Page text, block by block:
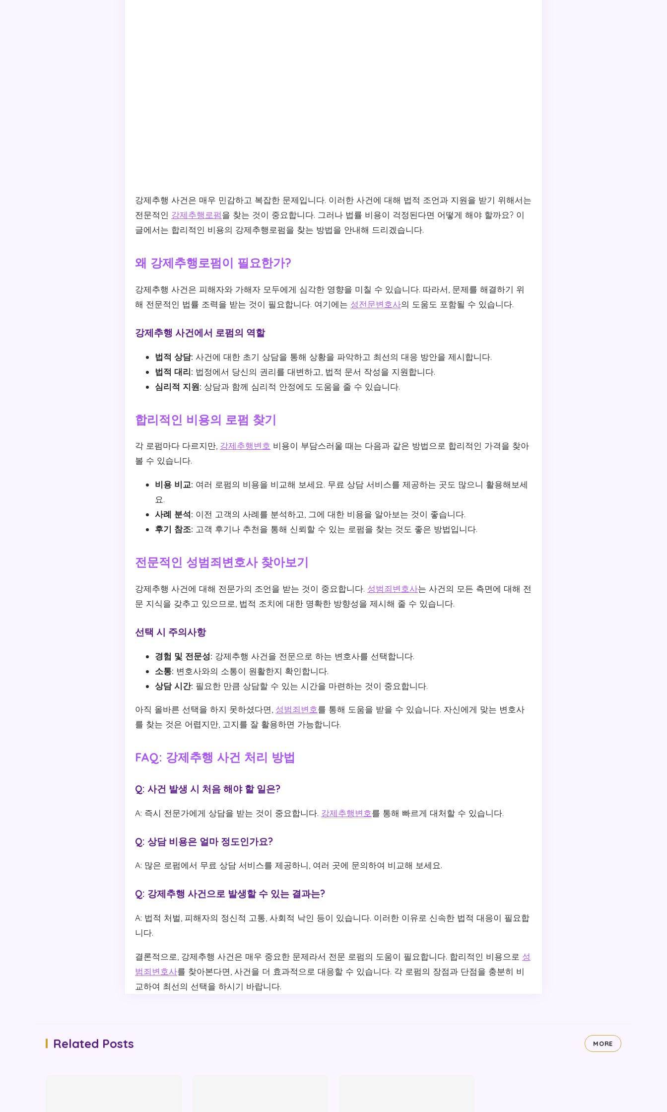
강제추행 사건은 매우 민감하고 복잡한 문제입니다. 이러한 사건에 대해 법적 조언과 지원을 받기 위해서는
전문적인 강제추행로펌을 찾는 것이 중요합니다. 그러나 법률 비용이 걱정된다면 어떻게 해야 할까요? 이
글에서는 합리적인 비용의 강제추행로펌을 찾는 방법을 안내해 드리겠습니다.
왜 강제추행로펌이 필요한가?
강제추행 사건은 피해자와 가해자 모두에게 심각한 영향을 미칠 수 있습니다. 따라서, 문제를 해결하기 위
해 전문적인 법률 조력을 받는 것이 필요합니다. 여기에는 성전문변호사의 도움도 포함될 수 있습니다.
강제추행 사건에서 로펌의 역할
법적 상담: 사건에 대한 초기 상담을 통해 상황을 파악하고 최선의 대응 방안을 제시합니다.
법적 대리: 법정에서 당신의 권리를 대변하고, 법적 문서 작성을 지원합니다.
심리적 지원: 상담과 함께 심리적 안정에도 도움을 줄 수 있습니다.
합리적인 비용의 로펌 찾기
각 로펌마다 다르지만, 강제추행변호 비용이 부담스러울 때는 다음과 같은 방법으로 합리적인 가격을 찾아
볼 수 있습니다.
비용 비교: 여러 로펌의 비용을 비교해 보세요. 무료 상담 서비스를 제공하는 곳도 많으니 활용해보세
요.
사례 분석: 이전 고객의 사례를 분석하고, 그에 대한 비용을 알아보는 것이 좋습니다.
후기 참조: 고객 후기나 추천을 통해 신뢰할 수 있는 로펌을 찾는 것도 좋은 방법입니다.
전문적인 성범죄변호사 찾아보기
강제추행 사건에 대해 전문가의 조언을 받는 것이 중요합니다. 성범죄변호사는 사건의 모든 측면에 대해 전
문 지식을 갖추고 있으므로, 법적 조치에 대한 명확한 방향성을 제시해 줄 수 있습니다.
선택 시 주의사항
경험 및 전문성: 강제추행 사건을 전문으로 하는 변호사를 선택합니다.
소통: 변호사와의 소통이 원활한지 확인합니다.
상담 시간: 필요한 만큼 상담할 수 있는 시간을 마련하는 것이 중요합니다.
아직 올바른 선택을 하지 못하셨다면, 성범죄변호를 통해 도움을 받을 수 있습니다. 자신에게 맞는 변호사
를 찾는 것은 어렵지만, 고지를 잘 활용하면 가능합니다.
FAQ: 강제추행 사건 처리 방법
Q: 사건 발생 시 처음 해야 할 일은?
A: 즉시 전문가에게 상담을 받는 것이 중요합니다. 강제추행변호를 통해 빠르게 대처할 수 있습니다.
Q: 상담 비용은 얼마 정도인가요?
A: 많은 로펌에서 무료 상담 서비스를 제공하니, 여러 곳에 문의하여 비교해 보세요.
Q: 강제추행 사건으로 발생할 수 있는 결과는?
A: 법적 처벌, 피해자의 정신적 고통, 사회적 낙인 등이 있습니다. 이러한 이유로 신속한 법적 대응이 필요합
니다.
결론적으로, 강제추행 사건은 매우 중요한 문제라서 전문 로펌의 도움이 필요합니다. 합리적인 비용으로 성
범죄변호사를 찾아본다면, 사건을 더 효과적으로 대응할 수 있습니다. 각 로펌의 장점과 단점을 충분히 비
교하여 최선의 선택을 하시기 바랍니다.
Related Posts MORE